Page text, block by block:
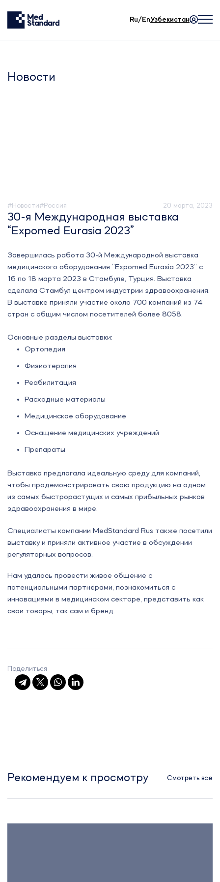
Ru/EnУзбекистан
Новости
#Новости#Россия 20 марта, 2023
30-я Международная выставка
“Expomed Eurasia 2023”
Завершилась работа 30-й Международной выставка
медицинского оборудования “Expomed Eurasia 2023” с
16 по 18 марта 2023 в Стамбуле, Турция. Выставка
сделала Стамбул центром индустрии здравоохранения.
В выставке приняли участие около 700 компаний из 74
стран с общим числом посетителей более 8058.
Основные разделы выставки:
Ортопедия
Физиотерапия
Реабилитация
Расходные материалы
Медицинское оборудование
Оснащение медицинских учреждений
Препараты
Выставка предлагала идеальную среду для компаний,
чтобы продемонстрировать свою продукцию на одном
из самых быстрорастущих и самых прибыльных рынков
здравоохранения в мире.
Cпециалисты компании MedStandard Rus также посетили
выставку и приняли активное участие в обсуждении
регуляторных вопросов.
Нам удалось провести живое общение с
потенциальными партнёрами, познакомиться с
инновациями в медицинском секторе, представить как
свои товары, так сам и бренд.
Поделиться
Рекомендуем к просмотру Смотреть все